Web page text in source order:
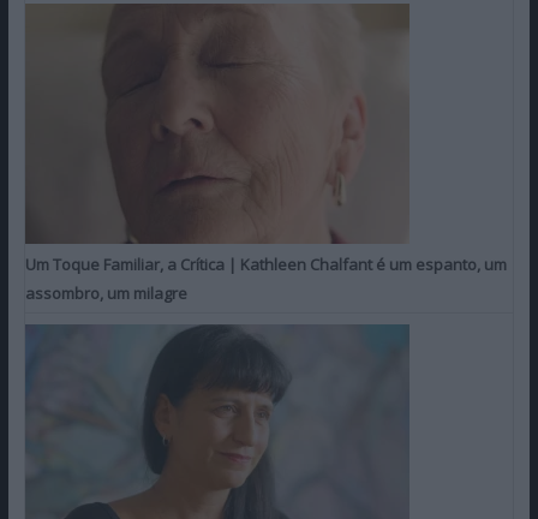
Um Toque Familiar, a Crítica | Kathleen Chalfant é um espanto, um
assombro, um milagre